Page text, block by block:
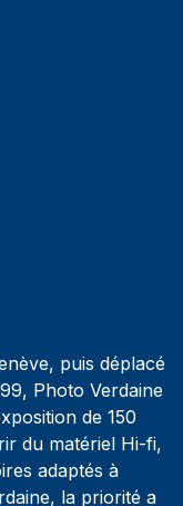
puis déplacé
Photo Verdaine
de 150
du matériel Hi-fi,
adaptés à
la priorité a